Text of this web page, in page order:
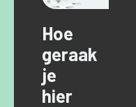
Hoe
geraak
je
hier